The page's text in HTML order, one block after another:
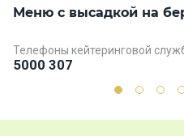
Меню с высадкой на
Телефоны кейтеринговой
5000 307